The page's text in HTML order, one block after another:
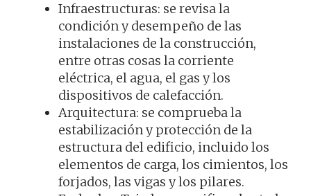
Infraestructuras: se revisa la
condición y desempeño de las
instalaciones de la construcción,
entre otras cosas la corriente
eléctrica, el agua, el gas y los
dispositivos de calefacción.
Arquitectura: se comprueba la
estabilización y protección de la
estructura del edificio, incluido los
elementos de carga, los cimientos, los
forjados, las vigas y los pilares.